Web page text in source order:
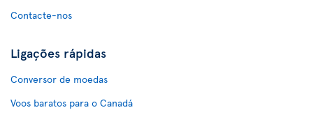
Contacte-nos
Ligações rápidas
Conversor de moedas
Voos baratos para o Canadá